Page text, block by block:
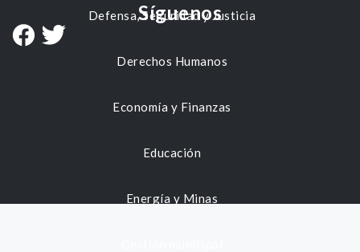
Defensa, Seguridad y Justicia
Derechos Humanos
Economía y Finanzas
Educación
Energía y Minas
Síguenos